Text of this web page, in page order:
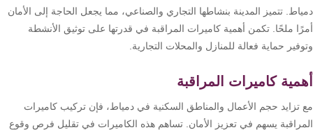
تتميز المدينة بنشاطها التجاري والصناعي، مما يجعل الحاجة إلى الأمان
ملحًا. تكمن أهمية كاميرات المراقبة في قدرتها على توثيق الأنشطة
حماية فعالة للمنازل والمحلات التجارية.
كاميرات المراقبة
تزايد حجم الأعمال والمناطق السكنية في دمياط، فإن تركيب كاميرات
يسهم في تعزيز الأمان. تساهم هذه الكاميرات في تقليل فرص وقوع